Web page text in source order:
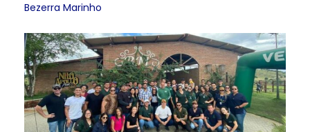
Bezerra Marinho